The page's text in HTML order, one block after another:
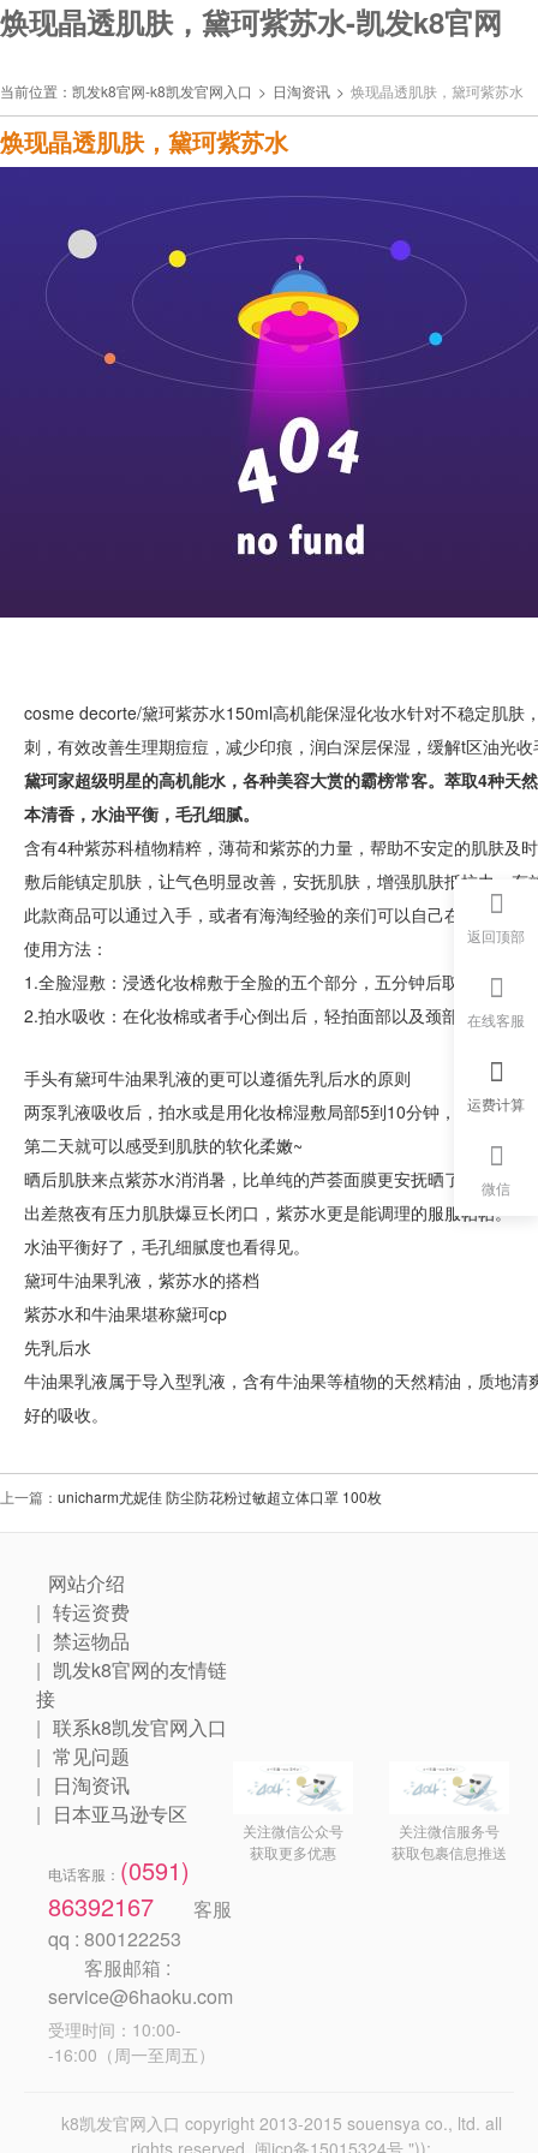
焕现晶透肌肤，黛珂紫苏水-凯发k8官网
当前位置： 凯发k8官网-k8凯发官网入口 > 日淘资讯 > 焕现晶透肌肤，黛珂紫苏水
焕现晶透肌肤，黛珂紫苏水
cosme decorte/黛珂紫苏水150ml高机能保湿化妆水针对不稳定肌
刺，有效改善生理期痘痘，减少印痕，润白深层保湿，缓解t区油光
黛珂家超级明星的高机能水，各种美容大赏的霸榜常客。萃取4种天
本清香，水油平衡，毛孔细腻。
含有4种紫苏科植物精粹，薄荷和紫苏的力量，帮助不安定的肌肤及
敷后能镇定肌肤，让气色明显改善，安抚肌肤，增强肌肤抵抗力，
此款商品可以通过入手，或者有海淘经验的亲们可以自己在日本亚马
使用方法：
1.全脸湿敷：浸透化妆棉敷于全脸的五个部分，五分钟后取下，双手
2.拍水吸收：在化妆棉或者手心倒出后，轻拍面部以及颈部。
手头有黛珂牛油果乳液的更可以遵循先乳后水的原则
两泵乳液吸收后，拍水或是用化妆棉湿敷局部5到10分钟，干皮做好
第二天就可以感受到肌肤的软化柔嫩~
晒后肌肤来点紫苏水消消暑，比单纯的芦荟面膜更安抚晒了一天的泛
出差熬夜有压力肌肤爆豆长闭口，紫苏水更是能调理的服服帖帖。
水油平衡好了，毛孔细腻度也看得见。
黛珂牛油果乳液，紫苏水的搭档
紫苏水和牛油果堪称黛珂cp
先乳后水
牛油果乳液属于导入型乳液，含有牛油果等植物的天然精油，质地
好的吸收。
上一篇： unicharm尤妮佳 防尘防花粉过敏超立体口罩 100枚
网站介绍
转运资费
禁运物品
凯发k8官网的友情链
接
联系k8凯发官网入口
常见问题
日淘资讯
日本亚马逊专区
电话客服： (0591)
86392167
客服
qq : 800122253
客服邮箱 :
service@6haoku.com
受理时间：10:00-
-16:00（周一至周五）
关注微信公众号
获取更多优惠
关注微信服务号
获取包裹信息推送
k8凯发官网入口 copyright 2013-2015 souensya co., ltd. all
rights reserved. 闽icp备15015324号 "));
返回顶部
在线客服
运费计算
微信